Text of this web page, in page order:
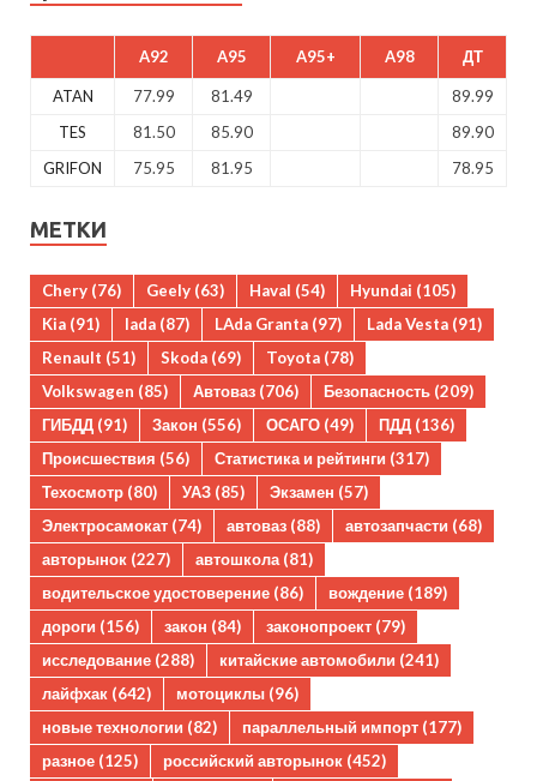
A92 A95 A95+ A98 ДТ
ATAN 77.99 81.49
89.99
TES
81.50 85.90
89.90
GRIFON
75.95 81.95 78.95
МЕТКИ
Chery (76) Geely (63) Haval (54) Hyundai (105)
Kia (91) lada (87) LAda Granta (97) Lada Vesta (91)
Renault (51) Skoda (69) Toyota (78)
Volkswagen (85) Автоваз (706) Безопасность (209)
ГИБДД (91) Закон (556) ОСАГО (49) ПДД (136)
Происшествия (56) Статистика и рейтинги (317)
Техосмотр (80) УАЗ (85) Экзамен (57)
Электросамокат (74) автоваз (88) автозапчасти (68)
авторынок (227) автошкола(81)
водительское удостоверение (86) вождение (189)
дороги (156) закон (84) законопроект (79)
исследование (288) китайские автомобили (241)
лайфхак (642) мотоциклы (96)
новые технологии (82) параллельный импорт (177)
разное (125) российский авторынок (452)